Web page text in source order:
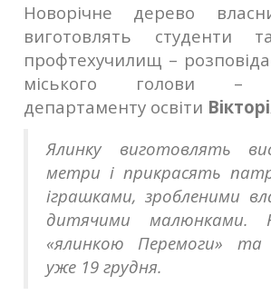
Новорічне дерево
виготовлять студенти
профтехучилищ –
міського голови –
департаменту освіти
Ялинку виготовлять
метри і прикрасять
іграшками, зробленими
дитячими малюнками.
«ялинкою Перемоги» та
уже 19 грудня.